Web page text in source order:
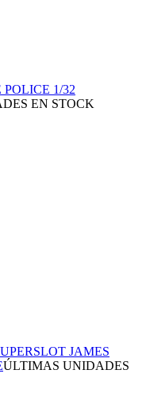
1/32
EN STOCK
JAMES
ÚLTIMAS UNIDADES